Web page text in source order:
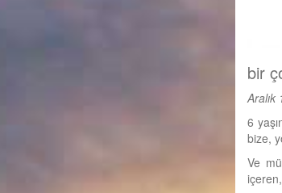
bir
Aralık
6
bize,
Ve
içeren,